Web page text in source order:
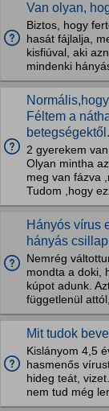
Van olyan,
Biztos, hogy
hasát fájlalja,
kisfiúval, aki
mindenki
Féltem a
2 gyerekem
Olyan mintha
meg van fázva
Tudom ,hogy
Hányós vírus
hányás
Nemrég
mondta a doki,
kúpot adunk.
függetlenül
Mit tudok
Kislányom 4,5
hasmenős
hideg teát,
nem tud még